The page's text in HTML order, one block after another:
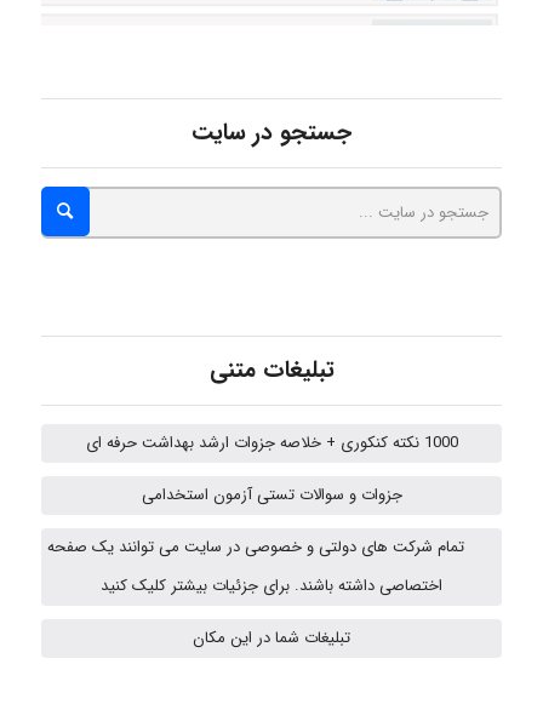
abolfazlkoshehe
fatima
Jafar Tym
جستجو در سایت
تبلیغات متنی
1000 نکته کنکوری + خلاصه جزوات ارشد بهداشت حرفه ای
جزوات و سوالات تستی آزمون استخدامی
تمام شرکت های دولتی و خصوصی در سایت می توانند یک صفحه
اختصاصی داشته باشند. برای جزئیات بیشتر کلیک کنید
تبلیغات شما در این مکان